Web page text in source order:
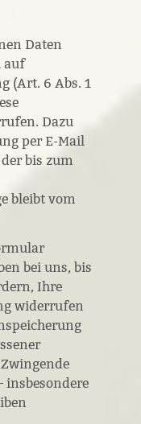
Daten
auf
(Art. 6 Abs. 1
Dazu
per E-Mail
bis zum
bleibt vom
bei uns, bis
Ihre
widerrufen
insbesondere